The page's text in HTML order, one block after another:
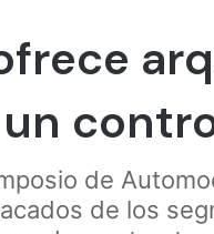
de
de los